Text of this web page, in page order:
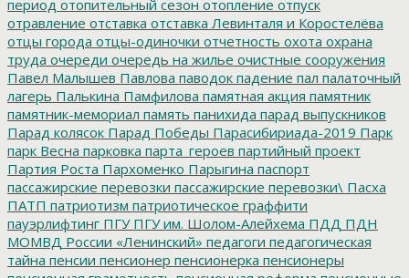
период отопительный сезон отопление отпуск
отравление отставка отставка Левинталя и Коростелёва
отцы города отцы-одиночки отчетность охота охрана
труда очереди очередь на жилье очистные сооружения
Павел Малышев Павлова паводок падение пал палаточный
лагерь Палькина Памфилова памятная акция памятник
памятник-мемориал память панихида парад выпускников
Парад колясок Парад Победы Парасибириада-2019 Парк
парк Весна парковка парта_героев партийный проект
Партия Роста Пархоменко Парыгина паспорт
пассажирские перевозки пассажирские перевозки\ Пасха
ПАТП патриотизм патриотическое граффити
пауэрлифтинг ПГУПГУ им. Шолом-Алейхема ПДД ПДН
МОМВД России «Ленинский» педагоги педагогическая
тайна пенсии пенсионер пенсионерка пенсионеры